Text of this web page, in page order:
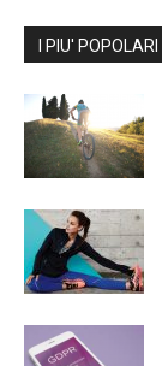
I PIU' POPOLARI